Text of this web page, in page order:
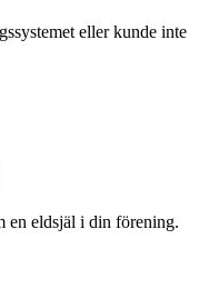
eller kunde inte
en eldsjäl i din förening.